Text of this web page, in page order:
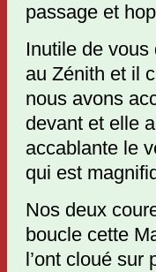
passage et
Inutile de vous
au Zénith et il
nous avons
devant et elle
accablante le
qui est
Nos deux
boucle cette
l’ont cloué